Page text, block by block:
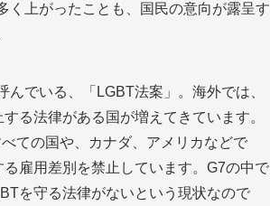
く上がったことも、国民の意向が露呈す
んでいる、「LGBT法案」。海外では、
る法律がある国が増えてきています。
ての国や、カナダ、アメリカなどで
雇用差別を禁止しています。G7の中で
を守る法律がないという現状なので